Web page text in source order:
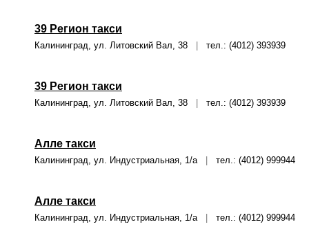
39 Регион такси
Калининград, ул. Литовский Вал, 38 тел.: (4012) 393939
39 Регион такси
Калининград, ул. Литовский Вал, 38 тел.: (4012) 393939
Алле такси
Калининград, ул. Индустриальная, 1/а тел.: (4012) 999944
Алле такси
Калининград, ул. Индустриальная, 1/а тел.: (4012) 999944